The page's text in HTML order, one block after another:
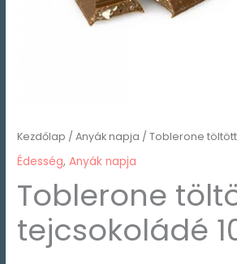
Kezdőlap /Anyák napja / Toblerone
Édesség,Anyák napja
Toblerone
tejcsokoládé